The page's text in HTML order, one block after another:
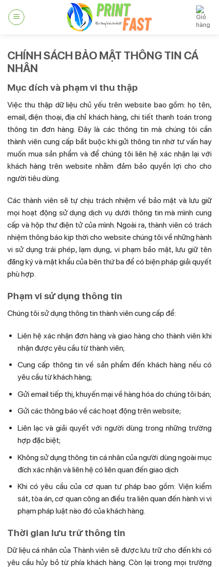
CHÍNH SÁCH BẢO MẬT THÔNG TIN CÁ
NHÂN
Mục đích và phạm vi thu thập
Việc thu thập dữ liệu chủ yếu trên website bao gồm: họ tên,
email, điện thoại, địa chỉ khách hàng, chi tiết thanh toán trong
thông tin đơn hàng. Đây là các thông tin mà chúng tôi cần
thành viên cung cấp bắt buộc khi gửi thông tin nhờ tư vấn hay
muốn mua sản phẩm và để chúng tôi liên hệ xác nhận lại với
khách hàng trên website nhằm đảm bảo quyền lợi cho cho
người tiêu dùng.
Các thành viên sẽ tự chịu trách nhiệm về bảo mật và lưu giữ
mọi hoạt động sử dụng dịch vụ dưới thông tin mà mình cung
cấp và hộp thư điện tử của mình. Ngoài ra, thành viên có trách
nhiệm thông báo kịp thời cho website chúng tôi về những hành
vi sử dụng trái phép, lạm dụng, vi phạm bảo mật, lưu giữ tên
đăng ký và mật khẩu của bên thứ ba để có biện pháp giải quyết
phù hợp.
Phạm vi sử dụng thông tin
Chúng tôi sử dụng thông tin thành viên cung cấp để:
Liên hệ xác nhận đơn hàng và giao hàng cho thành viên khi
nhận được yêu cầu từ thành viên;
Cung cấp thông tin về sản phẩm đến khách hàng nếu có
yêu cầu từ khách hàng;
Gửi email tiếp thị, khuyến mại về hàng hóa do chúng tôi bán;
Gửi các thông báo về các hoạt động trên website;
Liên lạc và giải quyết với người dùng trong những trường
hợp đặc biệt;
Không sử dụng thông tin cá nhân của người dùng ngoài mục
đích xác nhận và liên hệ có liên quan đến giao dịch
Khi có yêu cầu của cơ quan tư pháp bao gồm: Viện kiểm
sát, tòa án, cơ quan công an điều tra liên quan đến hành vi vi
phạm pháp luật nào đó của khách hàng.
Thời gian lưu trữ thông tin
Dữ liệu cá nhân của Thành viên sẽ được lưu trữ cho đến khi có
yêu cầu hủy bỏ từ phía khách hàng. Còn lại trong mọi trường